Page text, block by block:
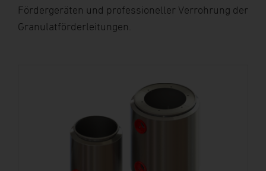
Fördergeräten und professioneller Verrohrung der
Granulatförderleitungen.